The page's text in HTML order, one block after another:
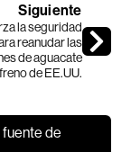
Siguiente
la seguridad
reanudar las
de aguacate
de EE.UU.
fuente de